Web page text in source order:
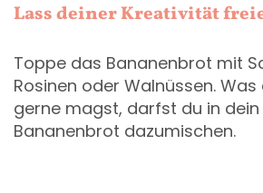
Lass deiner Kreativität
Toppe das Bananenbrot mit
Rosinen oder Walnüssen.
gerne magst, darfst du in
Bananenbrot dazumischen.